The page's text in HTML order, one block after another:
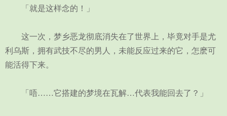
「就是这样念的！」
这一次，梦乡恶龙彻底消失在了世界上，毕竟对手是尤
利乌斯，拥有武技不尽的男人，未能反应过来的它，怎麽可
能活得下来。
「唔……它搭建的梦境在瓦解…代表我能回去了？」